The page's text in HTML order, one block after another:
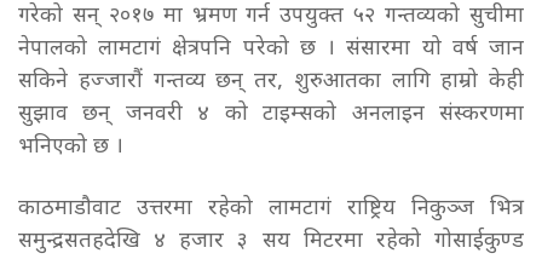
गरेको सन् २०१७ मा भ्रमण गर्न उपयुक्त ५२ गन्तव्यको सुचीमा
नेपालको लामटागं क्षेत्रपनि परेको छ । संसारमा यो वर्ष जान
सकिने हज्जारौं गन्तव्य छन् तर, शुरुआतका लागि हाम्रो केही
सुझाव छन् जनवरी ४ को टाइम्सको अनलाइन संस्करणमा
भनिएको छ ।
काठमाडौवाट उत्तरमा रहेको लामटागं राष्ट्रिय निकुञ्ज भित्र
समुन्द्रसतहदेखि ४ हजार ३ सय मिटरमा रहेको गोसाईकुण्ड